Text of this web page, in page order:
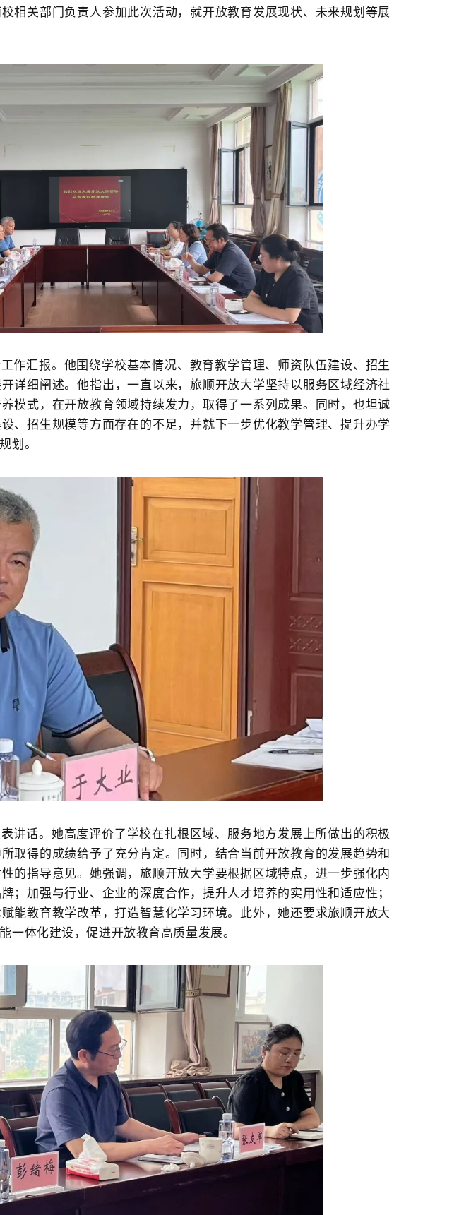
相关部门负责人参加此次活动，就开放教育发展现状、未来规划等展
作汇报。他围绕学校基本情况、教育教学管理、师资队伍建设、招生
详细阐述。他指出，一直以来，旅顺开放大学坚持以服务区域经济社
模式，在开放教育领域持续发力，取得了一系列成果。同时，也坦诚
、招生规模等方面存在的不足，并就下一步优化教学管理、提升办学
划。
讲话。 她高度评价了学校在扎根区域、服务地方发展上所做出的积极
取得的成绩给予了充分肯定。同时，结合当前开放教育的发展趋势和
的指导意见。 她强调，旅顺开放大学要根据区域特点， 进一步强化内
； 加强与行业、企业的深度合作，提升人才培养的实用性和适应性；
能教育教学改革，打造智慧化学习环境。 此外，她还要求旅顺开放大
一体化建设，促进开放教育高质量发展。